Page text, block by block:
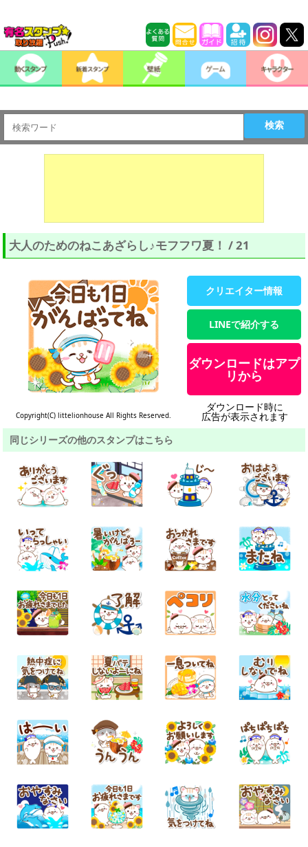
検索
大人のためのねこあざらし♪モフフワ夏！ / 21
Copyright(C) littelionhouse All Rights Reserved.
クリエイター情報
LINEで紹介する
ダウンロードはアプ
リから
ダウンロード時に
広告が表示されます
同じシリーズの他のスタンプはこちら